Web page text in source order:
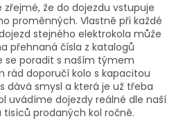
zřejmé, že do dojezdu vstupuje
proměnných. Vlastně při každé
stejného elektrokola může
přehnaná čísla z katalogů
se poradit s naším týmem
rád doporučí kolo s kapacitou
dává smysl a která je už třeba
uvádíme dojezdy reálné dle naší
tisíců prodaných kol ročně.